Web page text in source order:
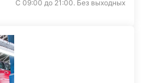
С 09:00 до 21:00. Без выходных